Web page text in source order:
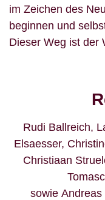
im Zeichen des
beginnen und
Dieser Weg ist der
Rudi Ballreich,
Elsaesser,
Christiaan
sowie Andreas